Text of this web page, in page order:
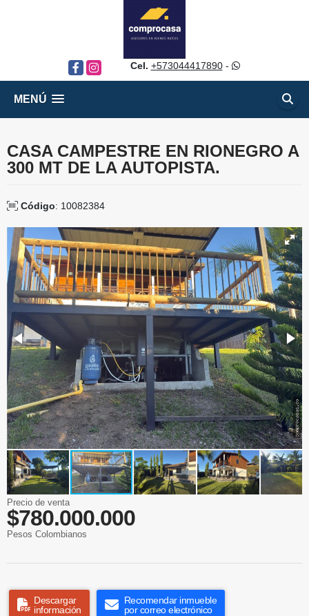
FacebookInstagram Cel. +573044417890-
MENÚ
CASA CAMPESTRE EN RIONEGRO A
300 MT DE LA AUTOPISTA.
Código: 10082384
Precio de venta
$780.000.000
Pesos Colombianos
Descargar
información
Recomendar inmueble
por correo electrónico